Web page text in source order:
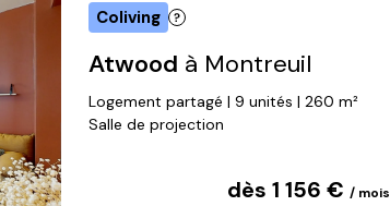
Coliving
Atwood à Montreuil
Logement partagé | 9 unités | 260 m²
Salle de projection
dès 1 156 €/ mois